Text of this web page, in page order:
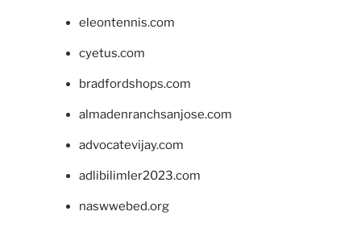
eleontennis.com
cyetus.com
bradfordshops.com
almadenranchsanjose.com
advocatevijay.com
adlibilimler2023.com
naswwebed.org